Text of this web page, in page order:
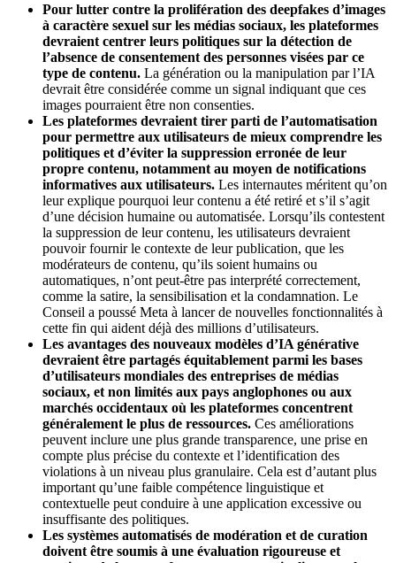
Pour lutter contre la prolifération des deepfakes d’images
à caractère sexuel sur les médias sociaux, les plateformes
devraient centrer leurs politiques sur la détection de
l’absence de consentement des personnes visées par ce
type de contenu. La génération ou la manipulation par l’IA
devrait être considérée comme un signal indiquant que ces
images pourraient être non consenties.
Les plateformes devraient tirer parti de l’automatisation
pour permettre aux utilisateurs de mieux comprendre les
politiques et d’éviter la suppression erronée de leur
propre contenu, notamment au moyen de notifications
informatives aux utilisateurs. Les internautes méritent qu’on
leur explique pourquoi leur contenu a été retiré et s’il s’agit
d’une décision humaine ou automatisée. Lorsqu’ils contestent
la suppression de leur contenu, les utilisateurs devraient
pouvoir fournir le contexte de leur publication, que les
modérateurs de contenu, qu’ils soient humains ou
automatiques, n’ont peut-être pas interprété correctement,
comme la satire, la sensibilisation et la condamnation. Le
Conseil a poussé Meta à lancer de nouvelles fonctionnalités à
cette fin qui aident déjà des millions d’utilisateurs.
Les avantages des nouveaux modèles d’IA générative
devraient être partagés équitablement parmi les bases
d’utilisateurs mondiales des entreprises de médias
sociaux, et non limités aux pays anglophones ou aux
marchés occidentaux où les plateformes concentrent
généralement le plus de ressources. Ces améliorations
peuvent inclure une plus grande transparence, une prise en
compte plus précise du contexte et l’identification des
violations à un niveau plus granulaire. Cela est d’autant plus
important qu’une faible compétence linguistique et
contextuelle peut conduire à une application excessive ou
insuffisante des politiques.
Les systèmes automatisés de modération et de curation
doivent être soumis à une évaluation rigoureuse et